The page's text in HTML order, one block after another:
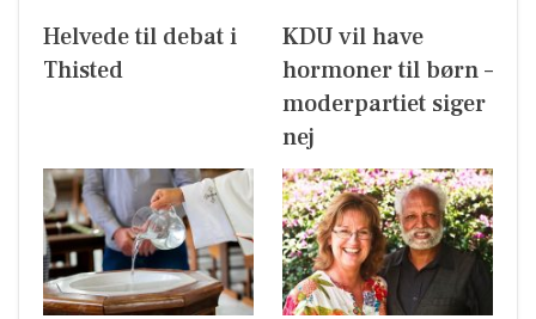
Helvede til debat i
Thisted
KDU vil have
hormoner til børn –
moderpartiet siger
nej